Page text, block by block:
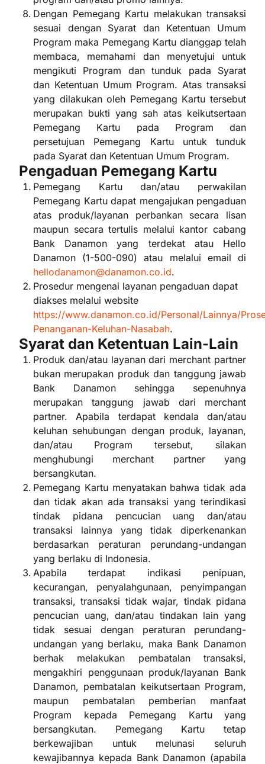
Dengan Pemegang Kartu melakukan transaksi
sesuai dengan Syarat dan Ketentuan Umum
Program maka Pemegang Kartu dianggap telah
membaca, memahami dan menyetujui untuk
mengikuti Program dan tunduk pada Syarat
dan Ketentuan Umum Program. Atas transaksi
yang dilakukan oleh Pemegang Kartu tersebut
merupakan bukti yang sah atas keikutsertaan
Pemegang Kartu pada Program dan
persetujuan Pemegang Kartu untuk tunduk
pada Syarat dan Ketentuan Umum Program.
Pengaduan Pemegang Kartu
Pemegang Kartu dan/atau perwakilan
Pemegang Kartu dapat mengajukan pengaduan
atas produk/layanan perbankan secara lisan
maupun secara tertulis melalui kantor cabang
Bank Danamon yang terdekat atau Hello
Danamon (1-500-090) atau melalui email di
hellodanamon@danamon.co.id.
Prosedur mengenai layanan pengaduan dapat
diakses melalui website
https://www.danamon.co.id/Personal/Lainnya/
Penanganan-Keluhan-Nasabah.
Syarat dan Ketentuan Lain-Lain
Produk dan/atau layanan dari merchant partner
bukan merupakan produk dan tanggung jawab
Bank Danamon sehingga sepenuhnya
merupakan tanggung jawab dari merchant
partner. Apabila terdapat kendala dan/atau
keluhan sehubungan dengan produk, layanan,
dan/atau Program tersebut, silakan
menghubungi merchant partner yang
bersangkutan.
Pemegang Kartu menyatakan bahwa tidak ada
dan tidak akan ada transaksi yang terindikasi
tindak pidana pencucian uang dan/atau
transaksi lainnya yang tidak diperkenankan
berdasarkan peraturan perundang-undangan
yang berlaku di Indonesia.
Apabila terdapat indikasi penipuan,
kecurangan, penyalahgunaan, penyimpangan
transaksi, transaksi tidak wajar, tindak pidana
pencucian uang, dan/atau tindakan lain yang
tidak sesuai dengan peraturan perundang-
undangan yang berlaku, maka Bank Danamon
berhak melakukan pembatalan transaksi,
mengakhiri penggunaan produk/layanan Bank
Danamon, pembatalan keikutsertaan Program,
maupun pembatalan pemberian manfaat
Program kepada Pemegang Kartu yang
bersangkutan. Pemegang Kartu tetap
berkewajiban untuk melunasi seluruh
kewajibannya kepada Bank Danamon (apabila